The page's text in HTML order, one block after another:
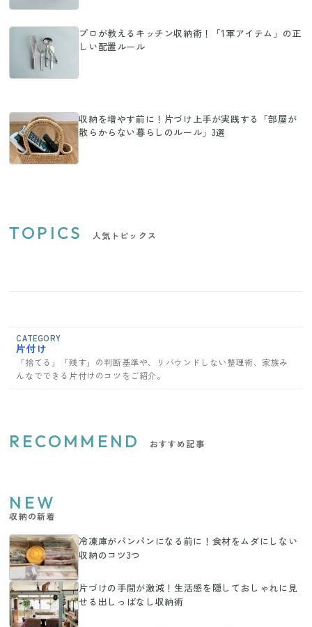
プロが教えるキッチン収納術！「1軍アイテム」の正
しい配置ルール
収納を増やす前に！片づけ上手が実践する「部屋が
散らからない暮らしのルール」3選
TOPICS 人気トピックス
CATEGORY
片付け
「捨てる」「残す」の判断基準や、リバウンドしない整理術、家族み
んなでできる片付けのコツをご紹介。
RECOMMEND おすすめ記事
NEW
収納の新着
冷凍庫がパンパンになる前に！食材をムダにしない
収納のコツ3つ
片づけの手間が激減！生活感を隠しておしゃれに見
せる出しっぱなし収納術